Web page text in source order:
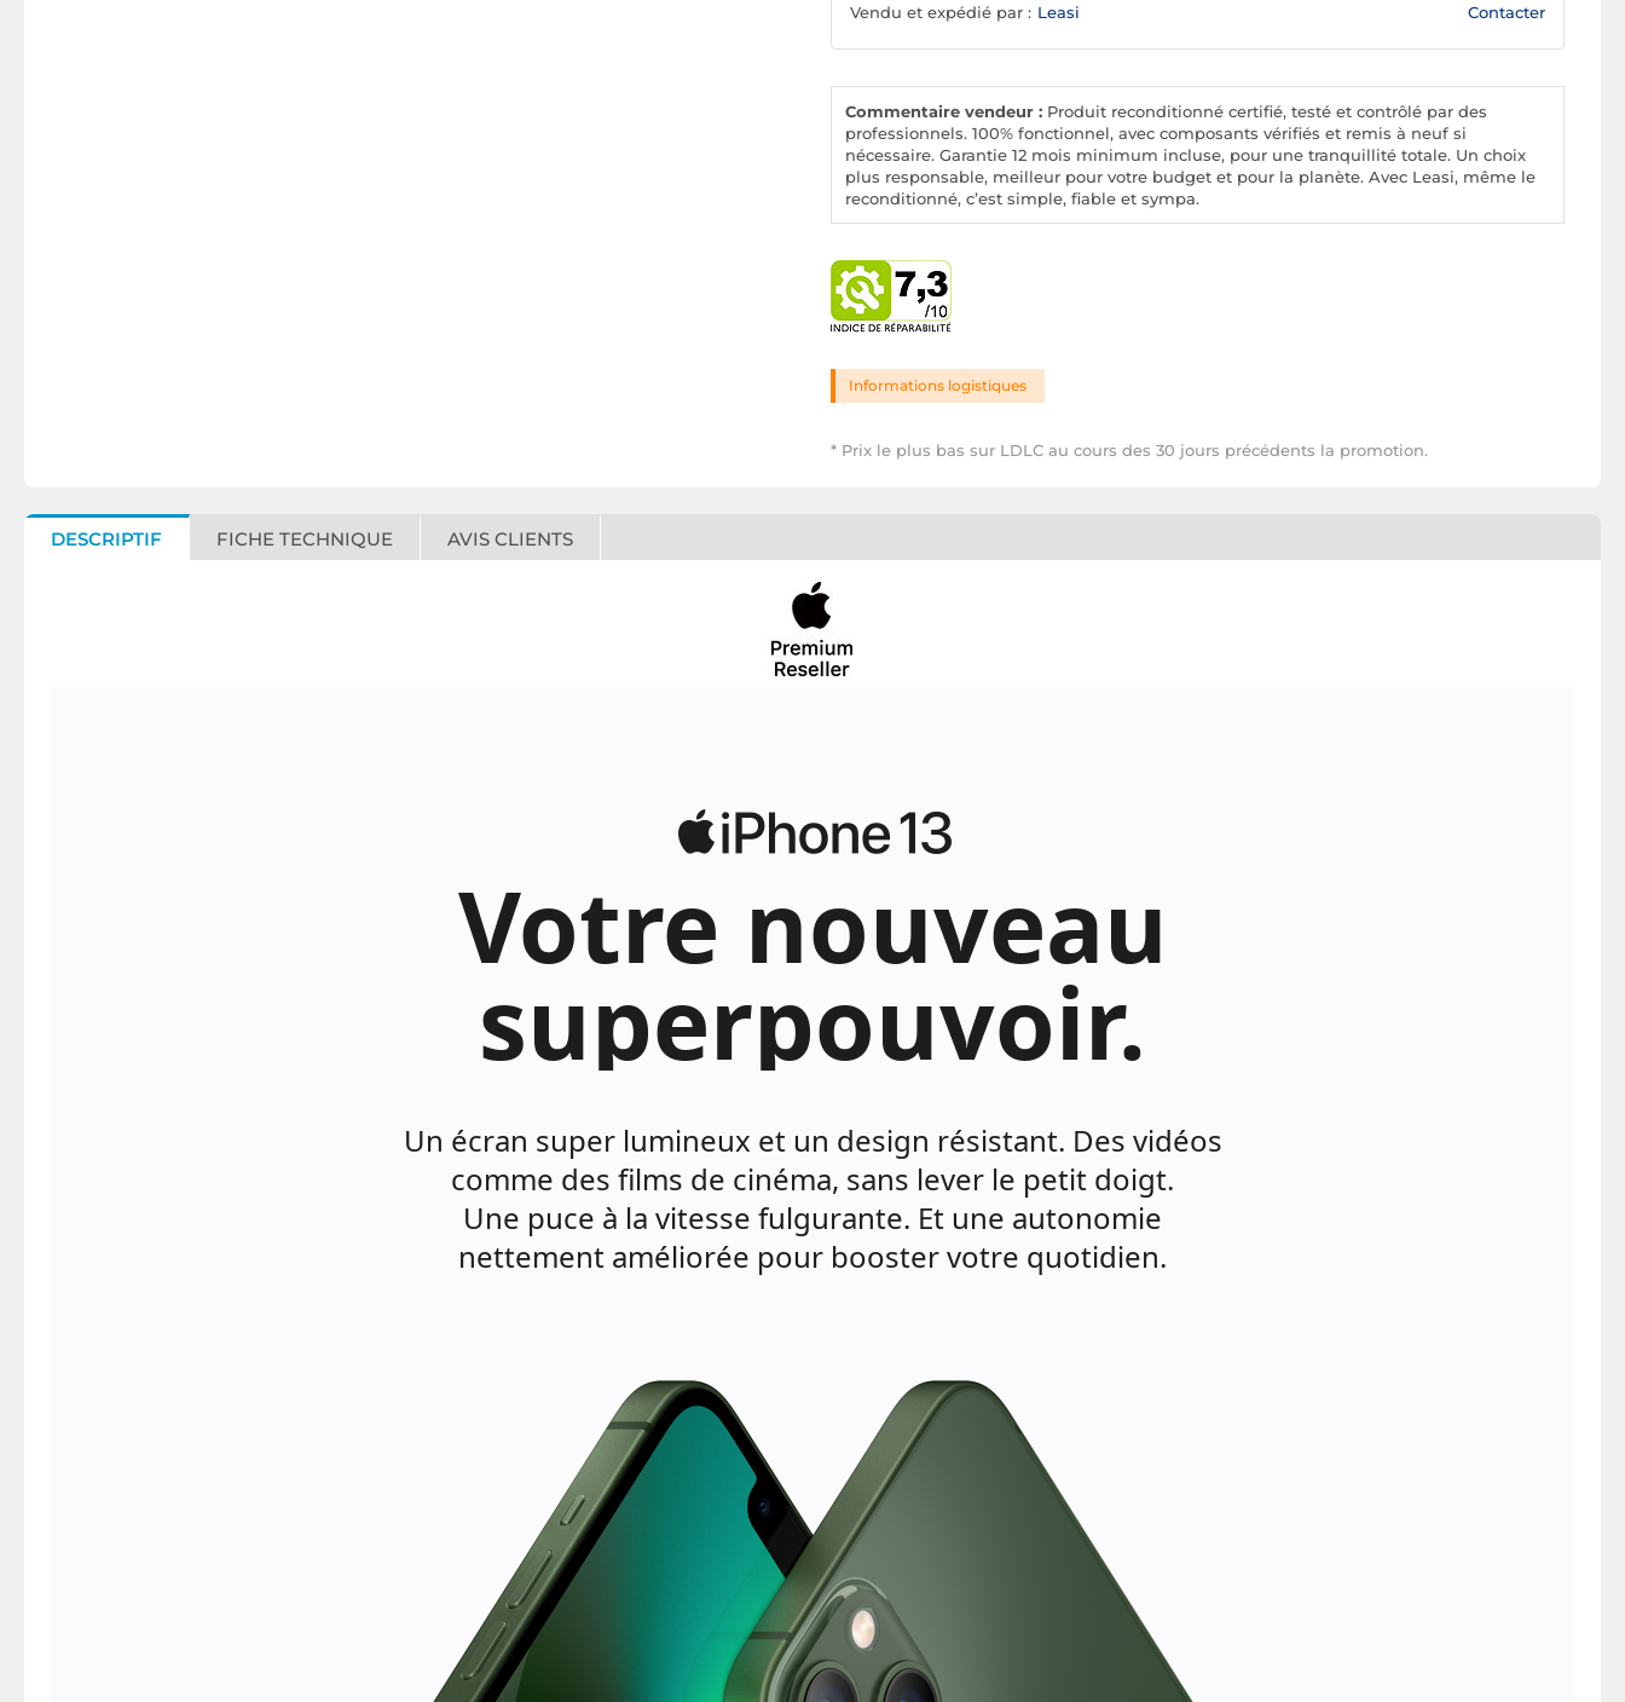
* Prix le plus bas sur LDLC au cours des 30 jours précédents la promotion.
Vendu et expédié par : Leasi Contacter
Commentaire vendeur : Produit reconditionné certifié, testé et contrôlé par des
professionnels. 100% fonctionnel, avec composants vérifiés et remis à neuf si
nécessaire. Garantie 12 mois minimum incluse, pour une tranquillité totale. Un choix
plus responsable, meilleur pour votre budget et pour la planète. Avec Leasi, même le
reconditionné, c’est simple, fiable et sympa.
Informations logistiques
DESCRIPTIF FICHE TECHNIQUE AVIS CLIENTS
Votre nouveau
superpouvoir.
Un écran super lumineux et un design résistant. Des vidéos
comme des films de cinéma, sans lever le petit doigt.
Une puce à la vitesse fulgurante. Et une autonomie
nettement améliorée pour booster votre quotidien.